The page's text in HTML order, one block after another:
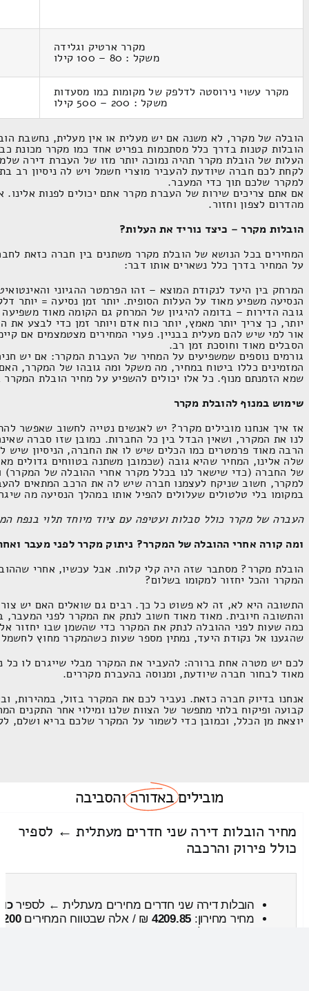
מקרר ארטיק וגלידה
משקל : 80 – 100 קילו
מקרר עשוי נירוסטה לדלפק של מקומות כמו מסעדות
משקל : 200 – 500 קילו
הובלה של מקרר, לא משנה אם יש מעלית או אין מעלית, נחשבת
הובלות קטנות בדרך כלל מסתכמות בפריט אחד כמו מקרר מכונת
העלות של הובלת מקרר תהיה נמוכה יותר מזו של העברת דירה
לקחת לכם חברה שיודעת להעביר מוצרי חשמל ויש לה ניסיון רב
למקרר שלכם תוך כדי המעבר.
אם אתם צריכים שירות של העברת מקרר אתם יכולים לפנות אלינו.
מהדרום לצפון וחזור.
הובלות מקרר – כיצד נוריד את העלות?
המחירים בכל הנושא של הובלת מקרר משתנים בין חברה כזאת
על המחיר בדרך כלל נשארים אותו דבר:
המרחק בין היעד לנקודת המוצא – זהו הפרמטר ההגיוני
הנסיעה משפיע מאוד על העלות הסופית. יותר זמן נסיעה = יותר
גובה הדירות – בדומה להיגיון של המרחק גם הקומה מאוד
יותר, כך צריך יותר מאמץ, יותר כוח אדם ויותר זמן כדי לבצע
אור למי שיש להם מעלית בבניין. פערי המחירים מצטמצמים אם
הסבלים מאוד וחוסכת זמן רב.
גורמים נוספים שמשפיעים על המחיר של העברת המקרר: אם יש
המזמינים כללו ביטוח במחיר, מה משקל ומה גובהו של המקרר,
שמא הזמנתם מנוף. כל אלו יכולים להשפיע על מחיר הובלת
שימוש במנוף להובלת מקרר
אז איך אנחנו מובילים מקרר? יש לאנשים נטייה לחשוב שאפשר
לנו את המקרר, ושאין הבדל בין כל החברות. כמובן שזו סברה
הרבה מאוד פרמטרים כמו הכלים שיש לו את החברה, הניסיון שיש
שלה אלינו, המחיר שהיא גובה (שכמובן משתנה בטווחים גדולים
של החברה (כדי שישאר לנו בכלל מקרר אחרי ההובלה של המקרר)
למקרר, חשוב שניקח לעצמנו חברה שיש לה את הרכב המתאים
במקומו בלי טלטולים שעלולים להפיל אותו במהלך הנסיעה מה
העברה של מקרר כולל סבלות ועטיפה עם ציוד מיוחד תלוי בנפח
ומה קורה אחרי ההובלה של המקרר? ניתוק מקרר לפני מעבר
הובלת מקרר? מסתבר שזה היה קלי קלות. אבל עכשיו, אחרי
המקרר והכל יחזור למקומו בשלום?
התשובה היא לא, זה לא פשוט כל כך. רבים גם שואלים האם יש
והתשובה חיובית. מאוד מאוד חשוב לנתק את המקרר לפני המעבר,
כמה שעות לפני ההובלה לנתק את המקרר כדי שהשמן שבו יחזור
שהגענו אל נקודת היעד, נמתין מספר שעות כשהמקרר מחוץ לחשמל
לכם יש מטרה אחת ברורה: להעביר את המקרר מבלי שייגרם לו
מאוד לבחור חברה שיודעת, ומנוסה בהעברת מקררים.
אנחנו בדיוק חברה כזאת. נעביר לכם את המקרר בזול, במהירות,
קבועה ופיקוח בלתי מתפשר של הצוות שלנו ומילוי אחר התקנים
יוצאת מן הכלל, וכמובן כדי לשמור על המקרר שלכם בריא ושלם,
מוביליםבאדורהוהסביבה
מחיר הובלות דירה שני חדרים מעתלית ← לספיר
כולל פירוק והרכבה
הובלות דירה שני חדרים מחירים מעתלית ← לספיר
מחיר מחירון: 4209.85 ₪ / אלה שבטווח המחירים